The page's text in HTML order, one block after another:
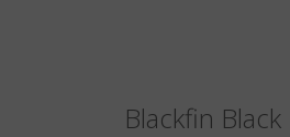
Blackfin